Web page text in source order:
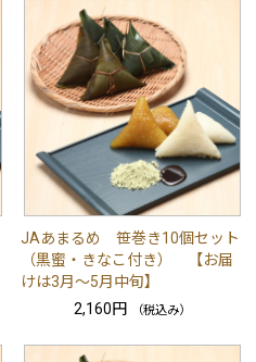
JAあまるめ 笹巻き10個セット
（黒蜜・きなこ付き） 【お届
けは3月～5月中旬】
2,160円
（税込み）